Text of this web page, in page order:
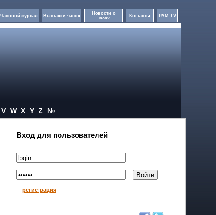
Часовой журнал Выставки часов
Новости о
часах
Контакты PAM TV
V W X Y Z №
Вход для пользователей
регистрация